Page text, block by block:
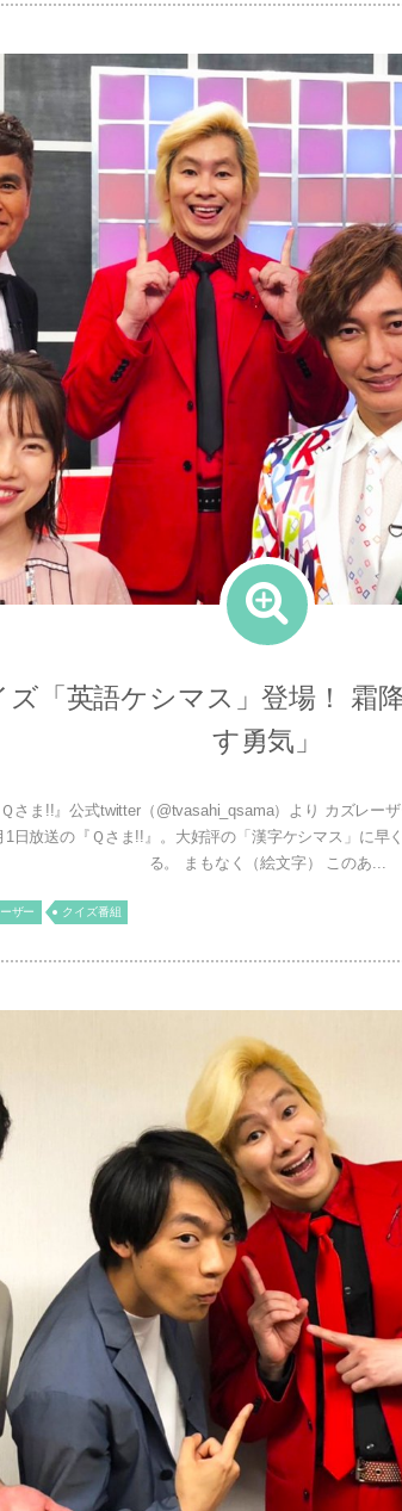
ズ「英語ケシマス」登場！ 霜
す勇気」
さま!!』公式twitter（@tvasahi_qsama）より カズレー
1日放送の『Ｑさま!!』。大好評の「漢字ケシマス」に
る。 まもなく（絵文字） このあ...
ザー クイズ番組